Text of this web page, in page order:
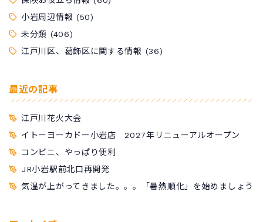
小岩周辺情報 (50)
未分類 (406)
江戸川区、葛飾区に関する情報 (36)
最近の記事
江戸川花火大会
イトーヨーカドー小岩店 2027年リニューアルオープン
コンビニ、やっぱり便利
JR小岩駅前北口再開発
気温が上がってきました。。。「暑熱順化」を始めましょう